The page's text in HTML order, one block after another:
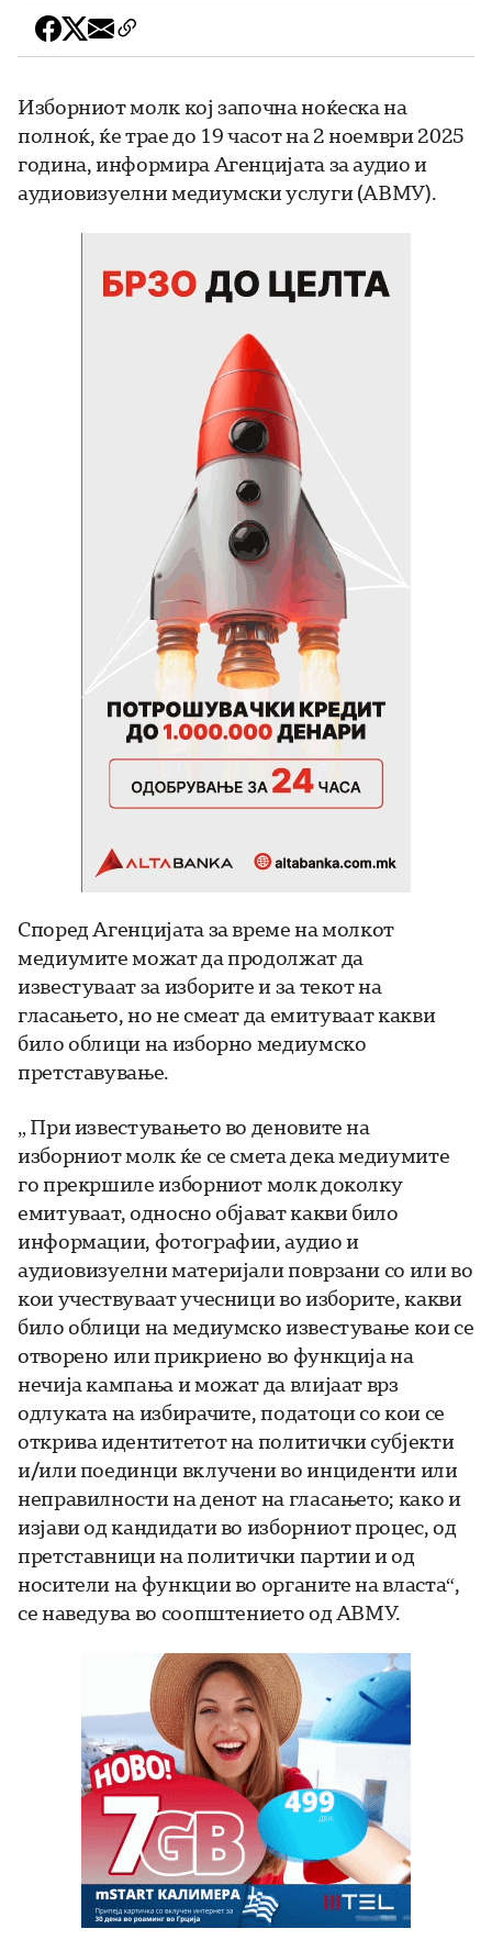
Изборниот молк кој започна ноќеска на
полноќ, ќе трае до 19 часот на 2 ноември 2025
година, информира Агенцијата за аудио и
аудиовизуелни медиумски услуги (АВМУ).
Според Агенцијата за време на молкот
медиумите можат да продолжат да
известуваат за изборите и за текот на
гласањето, но не смеат да емитуваат какви
било облици на изборно медиумско
претставување.
„ При известувањето во деновите на
изборниот молк ќе се смета дека медиумите
го прекршиле изборниот молк доколку
емитуваат, односно објават какви било
информации, фотографии, аудио и
аудиовизуелни материјали поврзани со или во
кои учествуваат учесници во изборите, какви
било облици на медиумско известување кои се
отворено или прикриено во функција на
нечија кампања и можат да влијаат врз
одлуката на избирачите, податоци со кои се
открива идентитетот на политички субјекти
и/или поединци вклучени во инциденти или
неправилности на денот на гласањето; како и
изјави од кандидати во изборниот процес, од
претставници на политички партии и од
носители на функции во органите на власта“,
се наведува во соопштението од АВМУ.